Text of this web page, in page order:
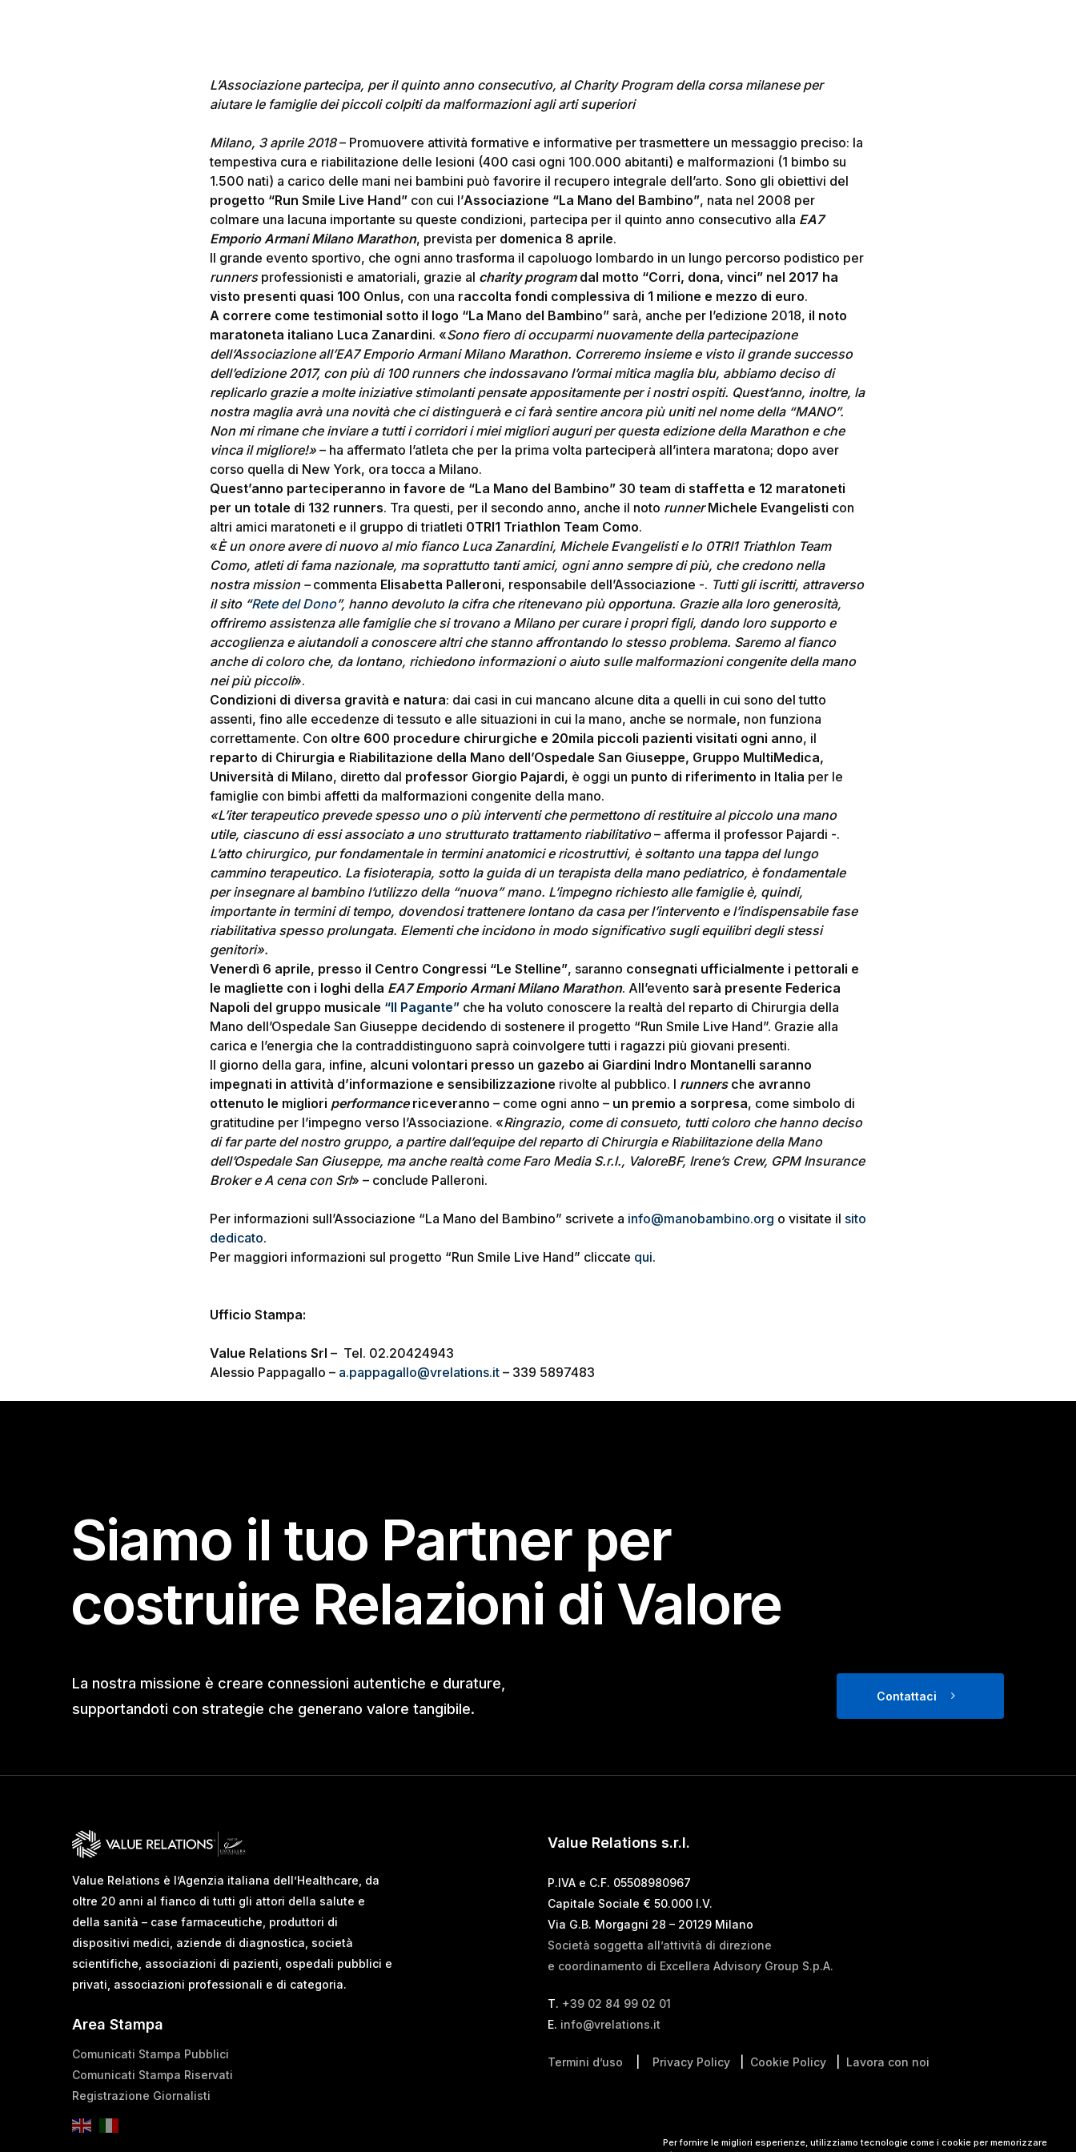
Per fornire le migliori esperienze, utilizziamo tecnologie come i cookie per memorizzare
Hit enter to search or ESC to close
L’Associazione partecipa, per il quinto anno consecutivo, al Charity Program della corsa milanese per
aiutare le famiglie dei piccoli colpiti da malformazioni agli arti superiori
Milano, 3 aprile 2018– Promuovere attività formative e informative per trasmettere un messaggio preciso: la
tempestiva cura e riabilitazione delle lesioni (400 casi ogni 100.000 abitanti) e malformazioni (1 bimbo su
1.500 nati) a carico delle mani nei bambini può favorire il recupero integrale dell’arto. Sono gli obiettivi del
progetto “Run Smile Live Hand” con cui l’Associazione “La Mano del Bambino”, nata nel 2008 per
colmare una lacuna importante su queste condizioni, partecipa per il quinto anno consecutivo alla EA7
Emporio Armani Milano Marathon, prevista per domenica 8 aprile.
Il grande evento sportivo, che ogni anno trasforma il capoluogo lombardo in un lungo percorso podistico per
runnersprofessionisti e amatoriali, grazie al charity programdal motto “Corri, dona, vinci” nel 2017 ha
visto presenti quasi 100 Onlus, con una raccolta fondi complessiva di 1 milione e mezzo di euro.
A correre come testimonial sotto il logo “La Mano del Bambino” sarà, anche per l’edizione 2018, il noto
maratoneta italiano Luca Zanardini. «Sono fiero di occuparmi nuovamente della partecipazione
dell’Associazione all’EA7 Emporio Armani Milano Marathon. Correremo insieme e visto il grande successo
dell’edizione 2017, con più di 100 runners che indossavano l’ormai mitica maglia blu, abbiamo deciso di
replicarlo grazie a molte iniziative stimolanti pensate appositamente per i nostri ospiti. Quest’anno, inoltre, la
nostra maglia avrà una novità che ci distinguerà e ci farà sentire ancora più uniti nel nome della “MANO”.
Non mi rimane che inviare a tutti i corridori i miei migliori auguri per questa edizione della Marathon e che
vinca il migliore!» – ha affermato l’atleta che per la prima volta parteciperà all’intera maratona; dopo aver
corso quella di New York, ora tocca a Milano.
Quest’anno parteciperanno in favore de “La Mano del Bambino” 30 team di staffetta e 12 maratoneti
per un totale di 132 runners. Tra questi, per il secondo anno, anche il noto runner Michele Evangelisti con
altri amici maratoneti e il gruppo di triatleti 0TRI1 Triathlon Team Como.
«È un onore avere di nuovo al mio fianco Luca Zanardini, Michele Evangelisti e lo 0TRI1 Triathlon Team
Como, atleti di fama nazionale, ma soprattutto tanti amici, ogni anno sempre di più, che credono nella
nostra mission –commenta Elisabetta Palleroni, responsabile dell’Associazione -. Tutti gli iscritti, attraverso
il sito “Rete del Dono”, hanno devoluto la cifra che ritenevano più opportuna. Grazie alla loro generosità,
offriremo assistenza alle famiglie che si trovano a Milano per curare i propri figli, dando loro supporto e
accoglienza e aiutandoli a conoscere altri che stanno affrontando lo stesso problema. Saremo al fianco
anche di coloro che, da lontano, richiedono informazioni o aiuto sulle malformazioni congenite della mano
nei più piccoli».
Condizioni di diversa gravità e natura: dai casi in cui mancano alcune dita a quelli in cui sono del tutto
assenti, fino alle eccedenze di tessuto e alle situazioni in cui la mano, anche se normale, non funziona
correttamente. Con oltre 600 procedure chirurgiche e 20mila piccoli pazienti visitati ogni anno, il
reparto di Chirurgia e Riabilitazione della Mano dell’Ospedale San Giuseppe, Gruppo MultiMedica,
Università di Milano, diretto dal professor Giorgio Pajardi, è oggi un punto di riferimento in Italia per le
famiglie con bimbi affetti da malformazioni congenite della mano.
«L’iter terapeutico prevede spesso uno o più interventi che permettono di restituire al piccolo una mano
utile, ciascuno di essi associato a uno strutturato trattamento riabilitativo– afferma il professor Pajardi -.
L’atto chirurgico, pur fondamentale in termini anatomici e ricostruttivi, è soltanto una tappa del lungo
cammino terapeutico. La fisioterapia, sotto la guida di un terapista della mano pediatrico, è fondamentale
per insegnare al bambino l’utilizzo della “nuova” mano. L’impegno richiesto alle famiglie è, quindi,
importante in termini di tempo, dovendosi trattenere lontano da casa per l’intervento e l’indispensabile fase
riabilitativa spesso prolungata. Elementi che incidono in modo significativo sugli equilibri degli stessi
genitori».
Venerdì 6 aprile, presso il Centro Congressi “Le Stelline”, saranno consegnati ufficialmente i pettorali e
le magliette con i loghi della EA7 Emporio Armani Milano Marathon. All’evento sarà presente Federica
Napoli del gruppo musicale “Il Pagante” che ha voluto conoscere la realtà del reparto di Chirurgia della
Mano dell’Ospedale San Giuseppe decidendo di sostenere il progetto “Run Smile Live Hand”. Grazie alla
carica e l’energia che la contraddistinguono saprà coinvolgere tutti i ragazzi più giovani presenti.
Il giorno della gara, infine, alcuni volontari presso un gazebo ai Giardini Indro Montanelli saranno
impegnati in attività d’informazione e sensibilizzazione rivolte al pubblico. I runnersche avranno
ottenuto le migliori performancericeveranno – come ogni anno – un premio a sorpresa, come simbolo di
gratitudine per l’impegno verso l’Associazione. «Ringrazio, come di consueto, tutti coloro che hanno deciso
di far parte del nostro gruppo, a partire dall’equipe del reparto di Chirurgia e Riabilitazione della Mano
dell’Ospedale San Giuseppe, ma anche realtà come Faro Media S.r.l., ValoreBF, Irene’s Crew, GPM Insurance
Broker e A cena con Srl» – conclude Palleroni.
Per informazioni sull’Associazione “La Mano del Bambino” scrivete a info@manobambino.org o visitate il sito
dedicato.
Per maggiori informazioni sul progetto “Run Smile Live Hand” cliccate qui.
Ufficio Stampa:
Value Relations Srl – Tel. 02.20424943
Alessio Pappagallo – a.pappagallo@vrelations.it – 339 5897483
Siamo il tuo Partner per
costruire Relazioni di Valore
La nostra missione è creare connessioni autentiche e durature,
supportandoti con strategie che generano valore tangibile.
Contattaci
Value Relations è l’Agenzia italiana dell’Healthcare, da
oltre 20 anni al fianco di tutti gli attori della salute e
della sanità – case farmaceutiche, produttori di
dispositivi medici, aziende di diagnostica, società
scientifiche, associazioni di pazienti, ospedali pubblici e
privati, associazioni professionali e di categoria.
Area Stampa
Comunicati Stampa Pubblici
Comunicati Stampa Riservati
Registrazione Giornalisti
Value Relations s.r.l.
P.IVA e C.F. 05508980967
Capitale Sociale € 50.000 I.V.
Via G.B. Morgagni 28 – 20129 Milano
Società soggetta all’attività di direzione
e coordinamento di Excellera Advisory Group S.p.A.
T. +39 02 84 99 02 01
E. info@vrelations.it
Termini d’uso Privacy Policy| Cookie Policy| Lavora con noi